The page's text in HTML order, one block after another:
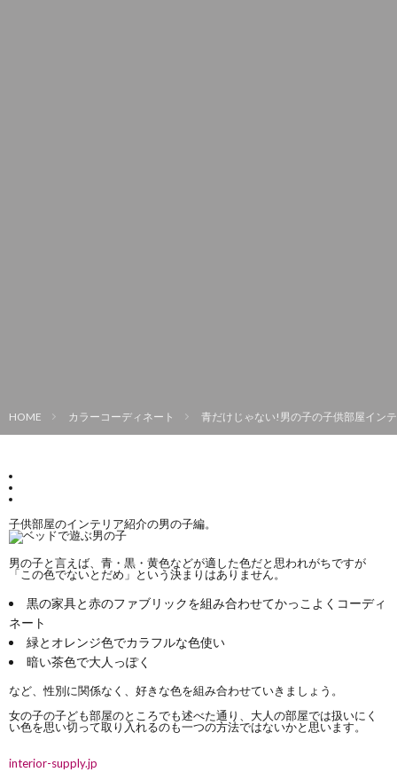
HOME カラーコーディネート 青だけじゃない!男の子の子供部屋イン
子供部屋のインテリア紹介の男の子編。
男の子と言えば、青・黒・黄色などが適した色だと思われがちですが
「この色でないとだめ」という決まりはありません。
黒の家具と赤のファブリックを組み合わせてかっこよくコーディ
ネート
緑とオレンジ色でカラフルな色使い
暗い茶色で大人っぽく
など、性別に関係なく、好きな色を組み合わせていきましょう。
女の子の子ども部屋のところでも述べた通り、大人の部屋では扱いにく
い色を思い切って取り入れるのも一つの方法ではないかと思います。
interior-supply.jp